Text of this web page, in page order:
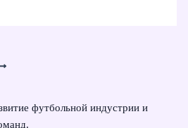
футбольной индустрии и